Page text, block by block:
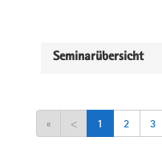
Seminarübersicht
« < 1 2 3